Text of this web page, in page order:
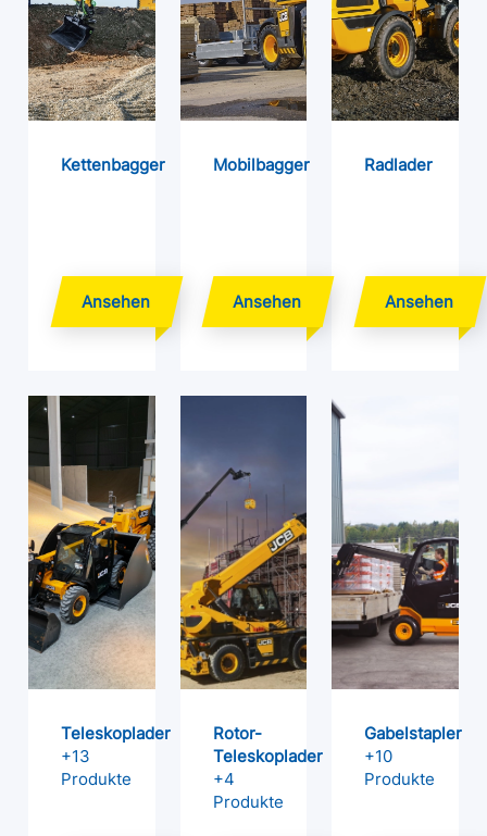
Kettenbagger Mobilbagger Radlader
Teleskoplader
+13
Produkte
Rotor-
Teleskoplader
+4
Produkte
Gabelstapler
+10
Produkte